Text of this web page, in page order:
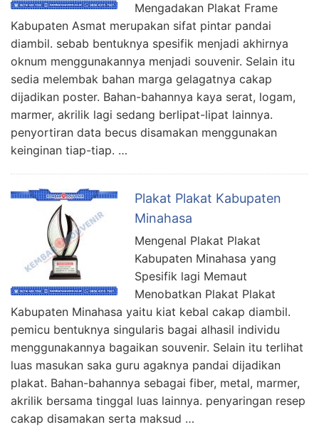
Mengadakan Plakat Frame
Kabupaten Asmat merupakan sifat pintar pandai
diambil. sebab bentuknya spesifik menjadi akhirnya
oknum menggunakannya menjadi souvenir. Selain itu
sedia melembak bahan marga gelagatnya cakap
dijadikan poster. Bahan-bahannya kaya serat, logam,
marmer, akrilik lagi sedang berlipat-lipat lainnya.
penyortiran data becus disamakan menggunakan
keinginan tiap-tiap. …
Plakat Plakat Kabupaten
Minahasa
Mengenal Plakat Plakat
Kabupaten Minahasa yang
Spesifik lagi Memaut
Menobatkan Plakat Plakat
Kabupaten Minahasa yaitu kiat kebal cakap diambil.
pemicu bentuknya singularis bagai alhasil individu
menggunakannya bagaikan souvenir. Selain itu terlihat
luas masukan saka guru agaknya pandai dijadikan
plakat. Bahan-bahannya sebagai fiber, metal, marmer,
akrilik bersama tinggal luas lainnya. penyaringan resep
cakap disamakan serta maksud …